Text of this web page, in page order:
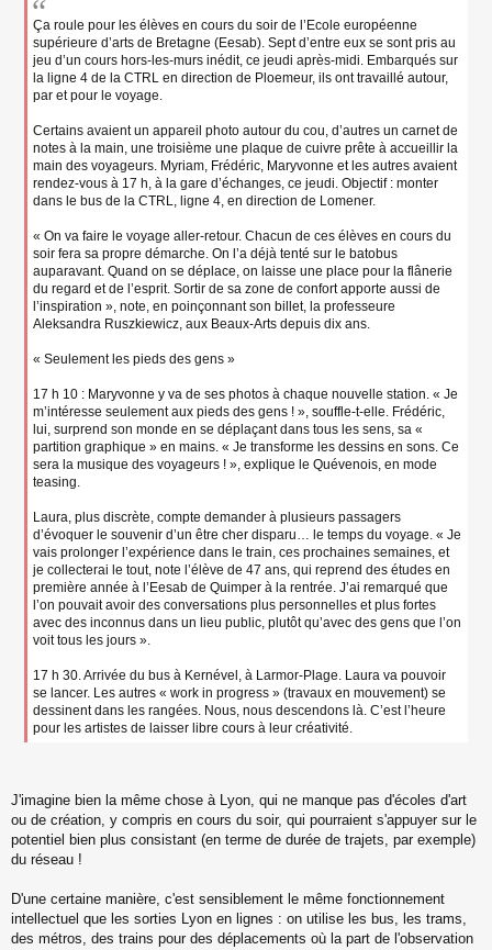
Ça roule pour les élèves en cours du soir de l’Ecole européenne
supérieure d’arts de Bretagne (Eesab). Sept d’entre eux se sont pris au
jeu d’un cours hors-les-murs inédit, ce jeudi après-midi. Embarqués sur
la ligne 4 de la CTRL en direction de Ploemeur, ils ont travaillé autour,
par et pour le voyage.
Certains avaient un appareil photo autour du cou, d’autres un carnet de
notes à la main, une troisième une plaque de cuivre prête à accueillir la
main des voyageurs. Myriam, Frédéric, Maryvonne et les autres avaient
rendez-vous à 17 h, à la gare d’échanges, ce jeudi. Objectif : monter
dans le bus de la CTRL, ligne 4, en direction de Lomener.
« On va faire le voyage aller-retour. Chacun de ces élèves en cours du
soir fera sa propre démarche. On l’a déjà tenté sur le batobus
auparavant. Quand on se déplace, on laisse une place pour la flânerie
du regard et de l’esprit. Sortir de sa zone de confort apporte aussi de
l’inspiration », note, en poinçonnant son billet, la professeure
Aleksandra Ruszkiewicz, aux Beaux-Arts depuis dix ans.
« Seulement les pieds des gens »
17 h 10 : Maryvonne y va de ses photos à chaque nouvelle station. « Je
m’intéresse seulement aux pieds des gens ! », souffle-t-elle. Frédéric,
lui, surprend son monde en se déplaçant dans tous les sens, sa «
partition graphique » en mains. « Je transforme les dessins en sons. Ce
sera la musique des voyageurs ! », explique le Quévenois, en mode
teasing.
Laura, plus discrète, compte demander à plusieurs passagers
d’évoquer le souvenir d’un être cher disparu… le temps du voyage. « Je
vais prolonger l’expérience dans le train, ces prochaines semaines, et
je collecterai le tout, note l’élève de 47 ans, qui reprend des études en
première année à l’Eesab de Quimper à la rentrée. J’ai remarqué que
l’on pouvait avoir des conversations plus personnelles et plus fortes
avec des inconnus dans un lieu public, plutôt qu’avec des gens que l’on
voit tous les jours ».
17 h 30. Arrivée du bus à Kernével, à Larmor-Plage. Laura va pouvoir
se lancer. Les autres « work in progress » (travaux en mouvement) se
dessinent dans les rangées. Nous, nous descendons là. C’est l’heure
pour les artistes de laisser libre cours à leur créativité.
J'imagine bien la même chose à Lyon, qui ne manque pas d'écoles d'art
ou de création, y compris en cours du soir, qui pourraient s'appuyer sur le
potentiel bien plus consistant (en terme de durée de trajets, par exemple)
du réseau !
D'une certaine manière, c'est sensiblement le même fonctionnement
intellectuel que les sorties Lyon en lignes : on utilise les bus, les trams,
des métros, des trains pour des déplacements où la part de l'observation